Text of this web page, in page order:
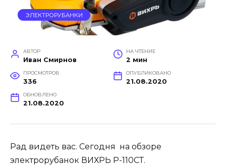
ЭЛЕКТРОРУБАНКИ
АВТОР
Иван Смирнов
НА ЧТЕНИЕ
2 мин
ПРОСМОТРОВ
336
ОПУБЛИКОВАНО
21.08.2020
ОБНОВЛЕНО
21.08.2020
Рад видеть вас. Сегодня на обзоре
электрорубанок ВИХРЬ Р-110СТ.